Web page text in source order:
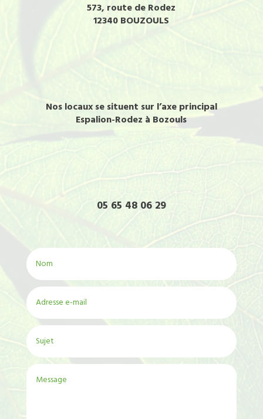
573, route de Rodez
12340 BOUZOULS
Nos locaux se situent sur l’axe principal
Espalion-Rodez à Bozouls
05 65 48 06 29